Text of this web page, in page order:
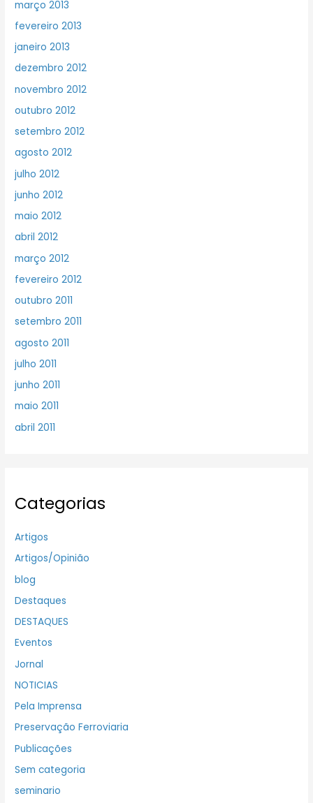
março 2013
fevereiro 2013
janeiro 2013
dezembro 2012
novembro 2012
outubro 2012
setembro 2012
agosto 2012
julho 2012
junho 2012
maio 2012
abril 2012
março 2012
fevereiro 2012
outubro 2011
setembro 2011
agosto 2011
julho 2011
junho 2011
maio 2011
abril 2011
Categorias
Artigos
Artigos/Opinião
blog
Destaques
DESTAQUES
Eventos
Jornal
NOTICIAS
Pela Imprensa
Preservação Ferroviaria
Publicações
Sem categoria
seminario